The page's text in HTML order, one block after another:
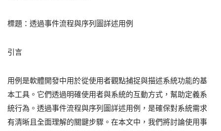
標題：透過事件流程與序列圖詳述用例
引言
用例是軟體開發中用於從使用者觀點捕捉與描述系統功能的基
本工具。它們透過明確使用者與系統的互動方式，幫助定義系
統行為。透過事件流程與序列圖詳述用例，是確保對系統需求
有清晰且全面理解的關鍵步驟。在本文中，我們將討論使用事